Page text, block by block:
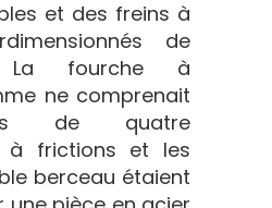
et des freins à
de
fourche à
ne comprenait
de quatre
à frictions et les
berceau étaient